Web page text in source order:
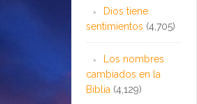
Dios tiene
sentimientos (4,705)
Los nombres
cambiados en la
Biblia (4,129)